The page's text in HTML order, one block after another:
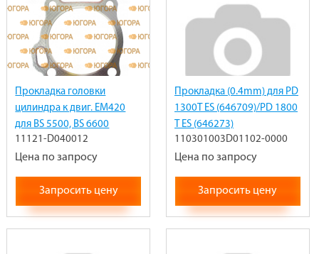
Прокладка головки
цилиндра к двиг. EM420
для BS 5500, BS 6600
11121-D040012
11121-D040012
Цена по запросу
Запросить цену
Прокладка (0.4mm) для PD
1300T ES (646709)/PD 1800
T ES (646273)
110301003D01102-
0000_PD
110301003D01102-0000
Цена по запросу
Запросить цену